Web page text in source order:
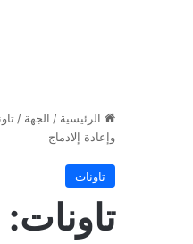
الرئيسية / الجهة /
وإعادة إلادماج
تاونات